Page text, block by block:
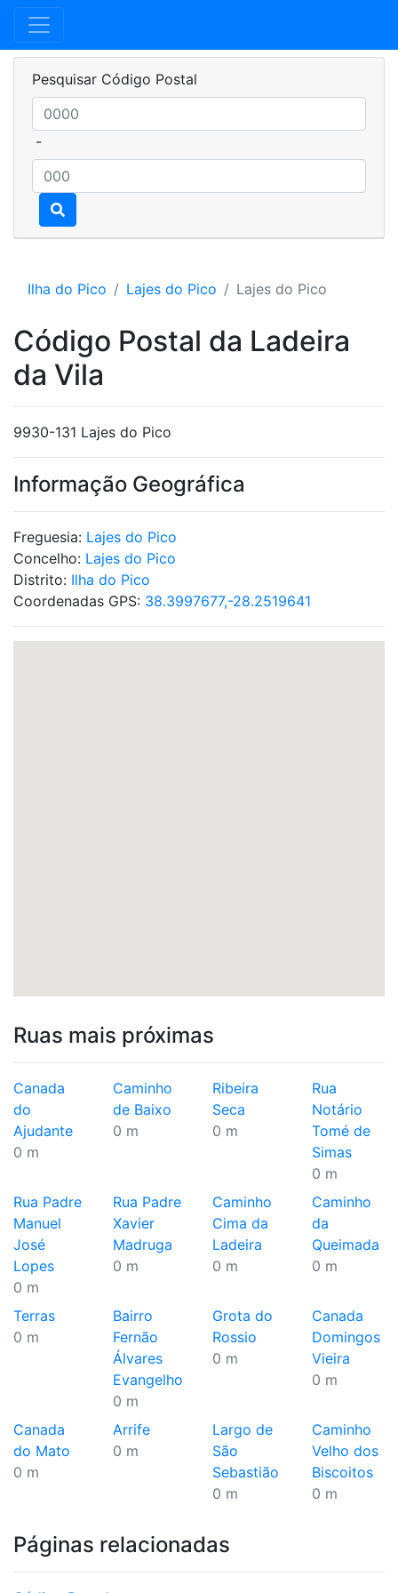
Pesquisar Código Postal
-
Ilha do Pico Lajes do Pico Lajes do Pico
Código Postal da Ladeira
da Vila
9930-131 Lajes do Pico
Informação Geográfica
Freguesia: Lajes do Pico
Concelho: Lajes do Pico
Distrito: Ilha do Pico
Coordenadas GPS: 38.3997677,-28.2519641
Ruas mais próximas
Canada
do
Ajudante
0 m
Caminho
de Baixo
0 m
Ribeira
Seca
0 m
Rua
Notário
Tomé de
Simas
0 m
Rua Padre
Manuel
José
Lopes
0 m
Rua Padre
Xavier
Madruga
0 m
Caminho
Cima da
Ladeira
0 m
Caminho
da
Queimada
0 m
Terras
0 m
Bairro
Fernão
Álvares
Evangelho
0 m
Grota do
Rossio
0 m
Canada
Domingos
Vieira
0 m
Canada
do Mato
0 m
Arrife
0 m
Largo de
São
Sebastião
0 m
Caminho
Velho dos
Biscoitos
0 m
Páginas relacionadas